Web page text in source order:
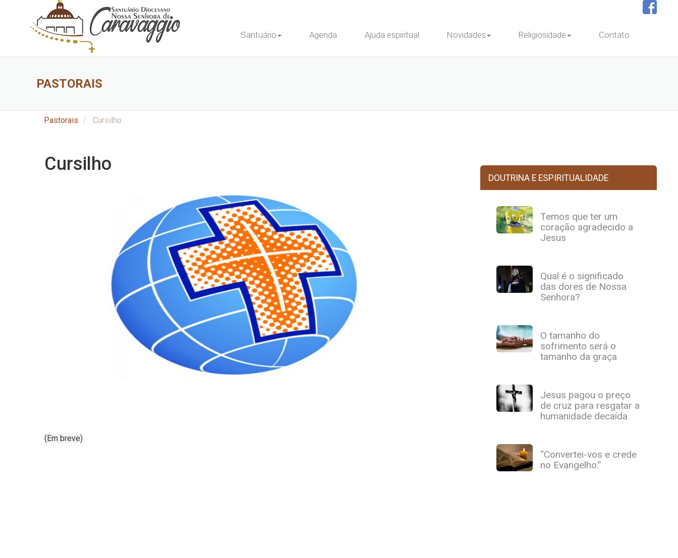
Santuário Agenda Ajuda espiritual Novidades Religiosidade Contato
PASTORAIS
Pastorais Cursilho
Cursilho
(Em breve)
DOUTRINA E ESPIRITUALIDADE
Temos que ter um
coração agradecido a
Jesus
Qual é o significado
das dores de Nossa
Senhora?
O tamanho do
sofrimento será o
tamanho da graça
Jesus pagou o preço
de cruz para resgatar a
humanidade decaída
“Convertei-vos e crede
no Evangelho.”